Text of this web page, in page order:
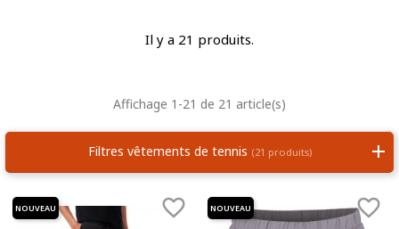
Il y a 21 produits.
Affichage 1-21 de 21 article(s)
Filtres vêtements de tennis (21 produits)

NOUVEAU 
NOUVEAU